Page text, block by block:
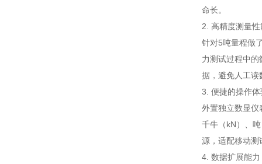
命长。
2. 高精度测量性
针对5吨量程做
力测试过程中
据，避免人工读
3. 便捷的操作体
外置独立数显仪
千牛（kN）、
源，适配移动测
4. 数据扩展能力